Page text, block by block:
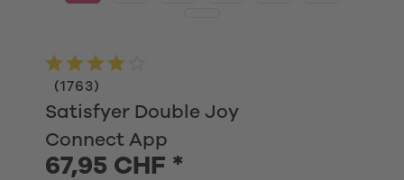
Satisfyer Double Joy
Connect App
(1763)
67,95 CHF *